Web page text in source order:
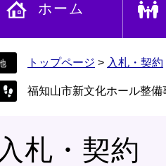
ホーム
トップページ > 入札・契約
福知山市新文化ホール整
入札・契約